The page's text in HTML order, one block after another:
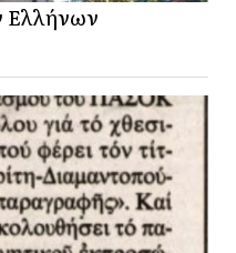
Ελλήνων